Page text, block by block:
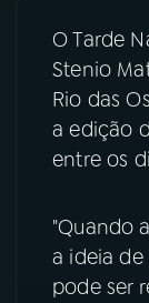
07
08
YouTube
Instagram
O Tarde
Stenio
Rio das
a edição
entre os
"Quando
a ideia
pode ser